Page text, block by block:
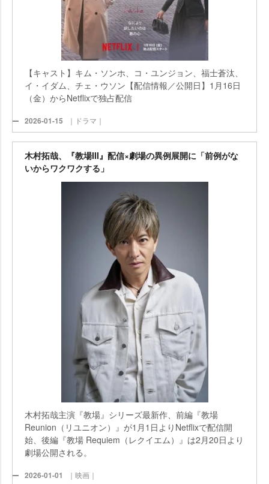
【キャスト】キム・ソンホ、コ・ユンジョン、福士蒼汰、
イ・イダム、チェ・ウソン【配信情報／公開日】1月16日
（金）からNetflixで独占配信
2026-01-15 ｜ドラマ｜
木村拓哉、『教場III』配信×劇場の異例展開に「前例がな
いからワクワクする」
木村拓哉主演『教場』シリーズ最新作、前編『教場
Reunion（リユニオン）』が1月1日よりNetflixで配信開
始、後編『教場 Requiem（レクイエム）』は2月20日より
劇場公開される。
2026-01-01 ｜映画｜